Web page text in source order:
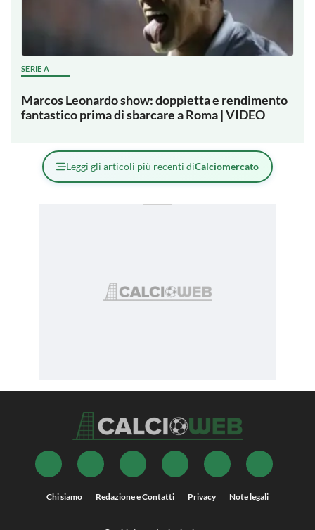
SERIE A
Marcos Leonardo show: doppietta e rendimento
fantastico prima di sbarcare a Roma | VIDEO
Leggi gli articoli più recenti diCalciomercato
Chi siamo Redazione e Contatti Privacy Note legali